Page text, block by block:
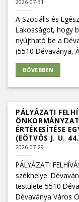
2026-07-31
A Szociális és
Lakosságot, hogy
nyújtható be a
(5510 Dévaványa,
BŐVEBBEN
PÁLYÁZATI
ÉRTÉKESÍTÉSE
(EÖTVÖS J. U.
2026-07-29
PÁLYÁZATI
székhelye:
testülete 5510
Dévaványa Város